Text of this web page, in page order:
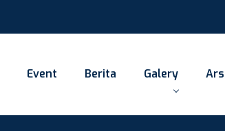
Event Berita Galery